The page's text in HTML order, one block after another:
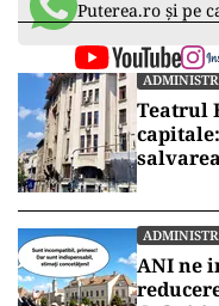
Puterea.ro și pe
Teatrul
ANI ne